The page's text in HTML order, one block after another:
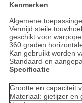
Kenmerken
Algemene
Vermijd steile
geschikt voor
360 graden
Kan gebruikt worden
Standaard en
Specificatie
Grootte en capaciteit
Materiaal: gietijzer en